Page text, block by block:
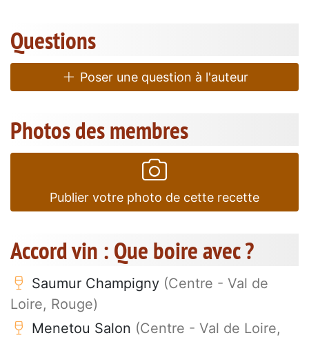
Questions
Poser une question à l'auteur
Photos des membres
Publier votre photo de cette recette
Accord vin : Que boire avec ?
Saumur Champigny (Centre - Val de
Loire, Rouge)
Menetou Salon (Centre - Val de Loire,